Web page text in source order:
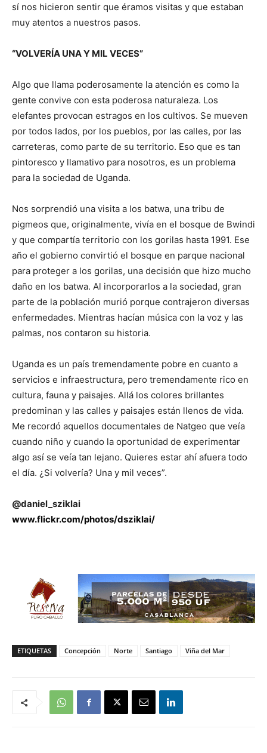
sí nos hicieron sentir que éramos visitas y que estaban
muy atentos a nuestros pasos.
“VOLVERÍA UNA Y MIL VECES”
Algo que llama poderosamente la atención es como la
gente convive con esta poderosa naturaleza. Los
elefantes provocan estragos en los cultivos. Se mueven
por todos lados, por los pueblos, por las calles, por las
carreteras, como parte de su territorio. Eso que es tan
pintoresco y llamativo para nosotros, es un problema
para la sociedad de Uganda.
Nos sorprendió una visita a los batwa, una tribu de
pigmeos que, originalmente, vivía en el bosque de Bwindi
y que compartía territorio con los gorilas hasta 1991. Ese
año el gobierno convirtió el bosque en parque nacional
para proteger a los gorilas, una decisión que hizo mucho
daño en los batwa. Al incorporarlos a la sociedad, gran
parte de la población murió porque contrajeron diversas
enfermedades. Mientras hacían música con la voz y las
palmas, nos contaron su historia.
Uganda es un país tremendamente pobre en cuanto a
servicios e infraestructura, pero tremendamente rico en
cultura, fauna y paisajes. Allá los colores brillantes
predominan y las calles y paisajes están llenos de vida.
Me recordó aquellos documentales de Natgeo que veía
cuando niño y cuando la oportunidad de experimentar
algo así se veía tan lejano. Quieres estar ahí afuera todo
el día. ¿Si volvería? Una y mil veces”.
@daniel_sziklai
www.flickr.com/photos/dsziklai/
ETIQUETAS Concepción Norte Santiago Viña del Mar